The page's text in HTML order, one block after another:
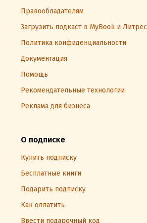
Правообладателям
Загрузить подкаст в MyBook и Литрес
Политика конфиденциальности
Документация
Помощь
Рекомендательные технологии
Реклама для бизнеса
О подписке
Купить подписку
Бесплатные книги
Подарить подписку
Как оплатить
Ввести подарочный код